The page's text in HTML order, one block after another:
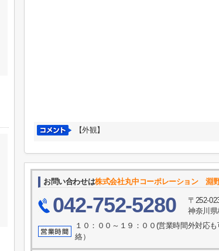
【外観】
お問い合わせは株式会社丸中コーポレーション 淵
042-752-5280
〒252-
神奈川
１０：００～１９：００(営業時間外対
絡）